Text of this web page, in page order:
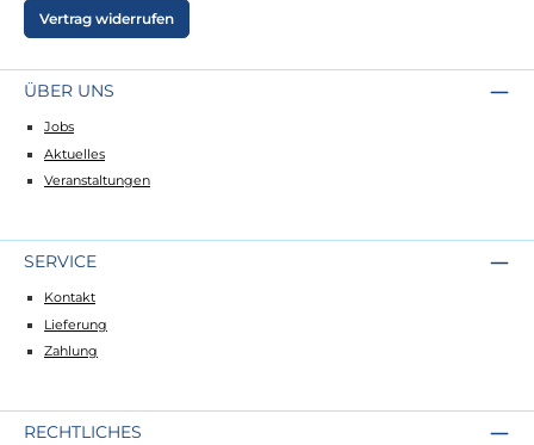
Vertrag widerrufen
ÜBER UNS
Jobs
Aktuelles
Veranstaltungen
SERVICE
Kontakt
Lieferung
Zahlung
RECHTLICHES